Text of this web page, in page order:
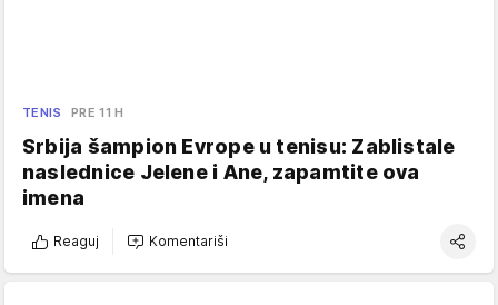
TENIS PRE 11 H
Srbija šampion Evrope u tenisu: Zablistale
naslednice Jelene i Ane, zapamtite ova
imena
Reaguj Komentariši